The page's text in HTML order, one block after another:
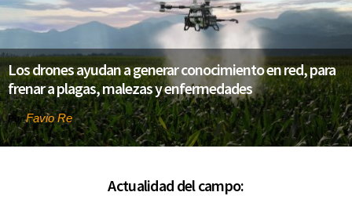
Los drones ayudan a generar conocimiento en red, para
frenar a plagas, malezas y enfermedades
PorFavio Re
Actualidad del campo: